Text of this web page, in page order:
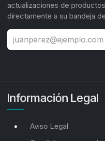
actualizaciones de
directamente a su bandeja
Información Legal
Aviso Legal